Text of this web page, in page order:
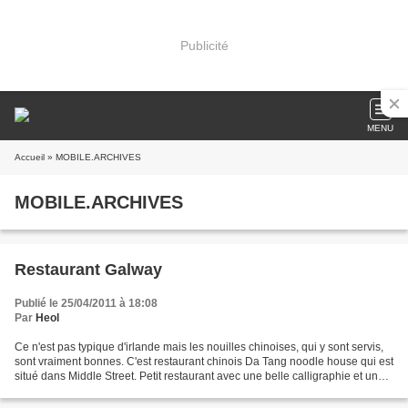
Publicité
MENU
Accueil » MOBILE.ARCHIVES
MOBILE.ARCHIVES
Restaurant Galway
Publié le 25/04/2011 à 18:08
Par Heol
Ce n'est pas typique d'irlande mais les nouilles chinoises, qui y sont servis,
sont vraiment bonnes. C'est restaurant chinois Da Tang noodle house qui est
situé dans Middle Street. Petit restaurant avec une belle calligraphie et un